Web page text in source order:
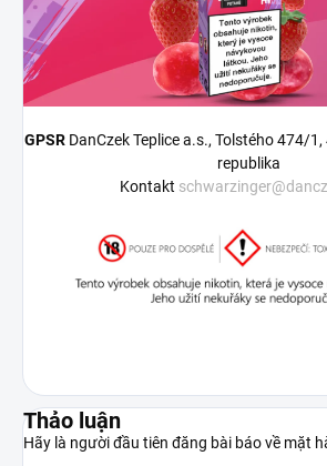
GPSR DanCzek Teplice a.s., Tolstého 474/1,
republika
Kontakt
Thảo luận
Hãy là người đầu tiên đăng bài báo về mặt